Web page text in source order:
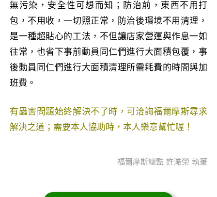
無污染 ， 安全性可想而知 ；防治前 ， 東西不用打
包 ，不用收，一切照正常， 防治後環境不用清理 ，
是一種超貼心的工法 ， 不但讓店家營運與作息一如
往常， 也省下事前動員同仁們進行大面積包覆 ，事
後動員同仁們進行大面積清理所需耗費的時間與加
班費 。
有蟲害問題始終解決不了時，可洽詢福爾摩斯尋求
解決之道；需要本人協助時，本人樂意幫忙喔！
福爾摩斯總監 許澔榮 執筆